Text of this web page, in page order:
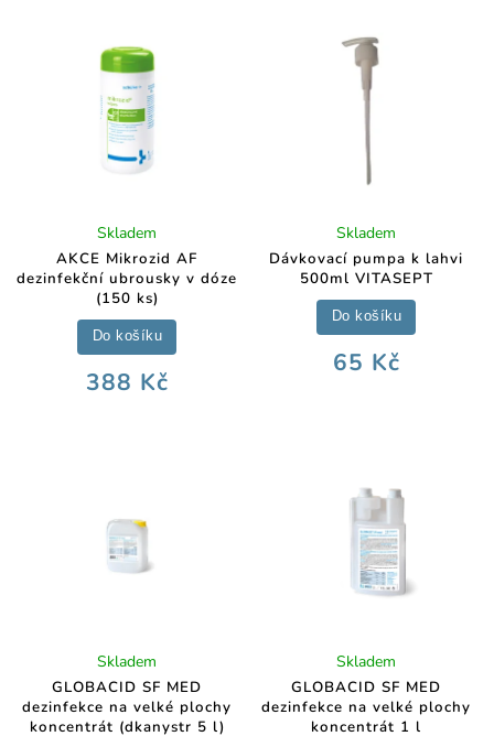
AKCE Mikrozid AF
dezinfekční ubrousky v dóze
(150 ks)
Skladem
388 Kč
Do košíku
Dávkovací pumpa k lahvi
500ml VITASEPT
Skladem
65 Kč
Do košíku
GLOBACID SF MED
dezinfekce na velké plochy
koncentrát (dkanystr 5 l)
Skladem
GLOBACID SF MED
dezinfekce na velké plochy
koncentrát 1 l
Skladem